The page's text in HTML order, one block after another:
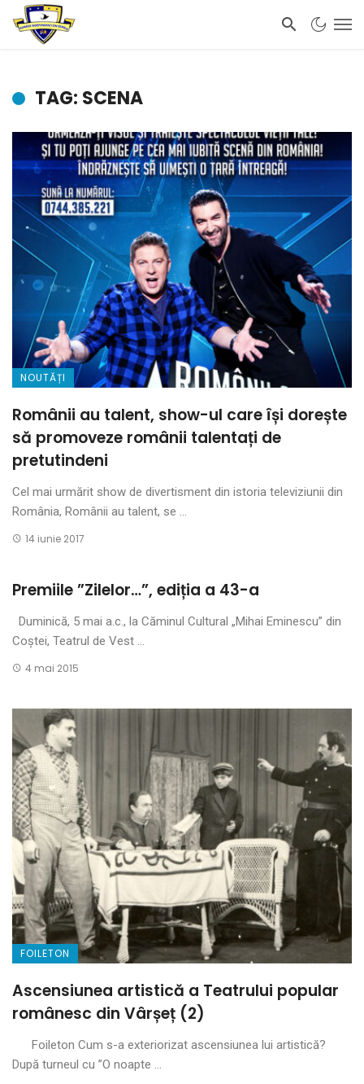
TAG: SCENA
NOUTĂȚI
Românii au talent, show-ul care își dorește
să promoveze românii talentați de
pretutindeni
Cel mai urmărit show de divertisment din istoria televiziunii din
România, Românii au talent, se ...
14 iunie 2017
Premiile ”Zilelor…”, ediția a 43-a
Duminică, 5 mai a.c., la Căminul Cultural „Mihai Eminescu” din
Coştei, Teatrul de Vest ...
4 mai 2015
FOILETON
Ascensiunea artistică a Teatrului popular
românesc din Vârșeț (2)
Foileton Cum s-a exteriorizat ascensiunea lui artistică?
După turneul cu ”O noapte ...